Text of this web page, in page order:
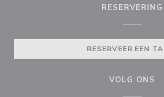
RESERVERING
RESERVEER EEN
VOLG ONS